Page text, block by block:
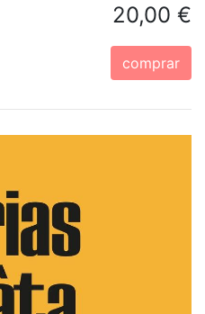
20,00 €
comprar